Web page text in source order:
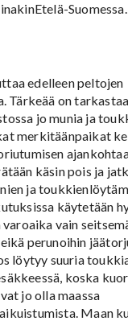
Suomessa.
edelleen peltojen
Tärkeää on
jo munia ja
merkitäänpaikat
käsin pois ja
ja
käytetään
vain
perunoihin
löytyy suuria
koska
jo olla maassa
Maan